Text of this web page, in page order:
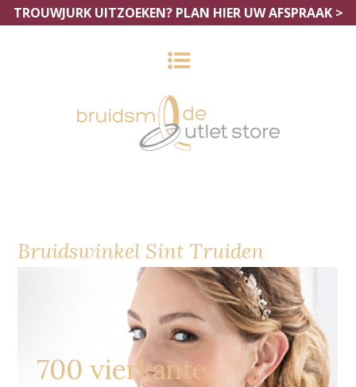
TROUWJURK UITZOEKEN? PLAN HIER UW AFSPRAAK >
Bruidswinkel Sint Truiden
700 vierkante